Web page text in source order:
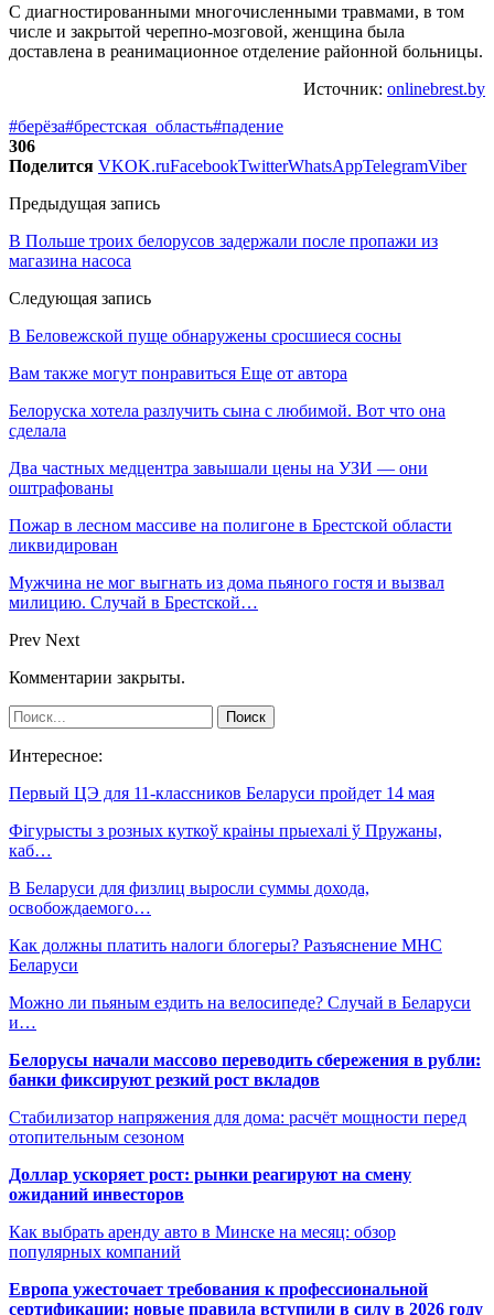
С диагностированными многочисленными травмами, в том
числе и закрытой черепно-мозговой, женщина была
доставлена в реанимационное отделение районной больницы.
Источник: onlinebrest.by
#берёза#брестская_область#падение
306
Поделится VKOK.ruFacebookTwitterWhatsAppTelegramViber
Предыдущая запись
В Польше троих белорусов задержали после пропажи из
магазина насоса
Следующая запись
В Беловежской пуще обнаружены сросшиеся сосны
Вам также могут понравиться Еще от автора
Белоруска хотела разлучить сына с любимой. Вот что она
сделала
Два частных медцентра завышали цены на УЗИ — они
оштрафованы
Пожар в лесном массиве на полигоне в Брестской области
ликвидирован
Мужчина не мог выгнать из дома пьяного гостя и вызвал
милицию. Случай в Брестской…
Prev Next
Комментарии закрыты.
Интересное:
Первый ЦЭ для 11-классников Беларуси пройдет 14 мая
Фігурысты з розных куткоў краіны прыехалі ў Пружаны,
каб…
В Беларуси для физлиц выросли суммы дохода,
освобождаемого…
Как должны платить налоги блогеры? Разъяснение МНС
Беларуси
Можно ли пьяным ездить на велосипеде? Случай в Беларуси
и…
Белорусы начали массово переводить сбережения в рубли:
банки фиксируют резкий рост вкладов
Стабилизатор напряжения для дома: расчёт мощности перед
отопительным сезоном
Доллар ускоряет рост: рынки реагируют на смену
ожиданий инвесторов
Как выбрать аренду авто в Минске на месяц: обзор
популярных компаний
Европа ужесточает требования к профессиональной
сертификации: новые правила вступили в силу в 2026 году